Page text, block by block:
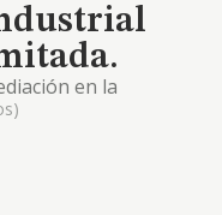
en la
empresas y
gestión de
legal, contabilidad,
y